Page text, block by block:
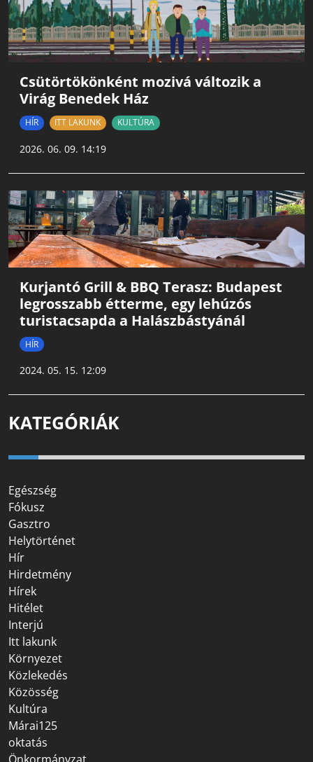
Csütörtökönként mozivá változik a
Virág Benedek Ház
HÍR ITT LAKUNK KULTÚRA
2026. 06. 09. 14:19
Kurjantó Grill & BBQ Terasz: Budapest
legrosszabb étterme, egy lehúzós
turistacsapda a Halászbástyánál
HÍR
2024. 05. 15. 12:09
KATEGÓRIÁK
Egészség
Fókusz
Gasztro
Helytörténet
Hír
Hirdetmény
Hírek
Hitélet
Interjú
Itt lakunk
Környezet
Közlekedés
Közösség
Kultúra
Márai125
oktatás